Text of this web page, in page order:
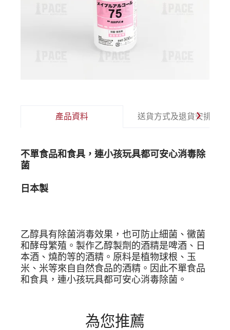
產品資料 送貨方式及退貨安排
不單食品和食具，連小孩玩具都可安心消毒除
菌
日本製
乙醇具有除菌消毒效果，也可防止細菌、黴菌
和酵母繁殖。製作乙醇製劑的酒精是啤酒、日
本酒、燒酌等的酒精。原料是植物球根、玉
米、米等來自自然食品的酒精。因此不單食品
和食具，連小孩玩具都可安心消毒除菌。
為您推薦